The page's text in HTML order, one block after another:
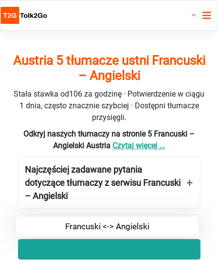
Austria 5 tłumacze ustni Francuski
– Angielski
Stała stawka od106 za godzinę · Potwierdzenie w ciągu
1 dnia, często znacznie szybciej · Dostępni tłumacze
przysięgli.
Odkryj naszych tłumaczy na stronie 5 Francuski –
Angielski Austria Czytaj więcej ...
Najczęściej zadawane pytania
dotyczące tłumaczy z serwisu Francuski
– Angielski
Francuski <-> Angielski